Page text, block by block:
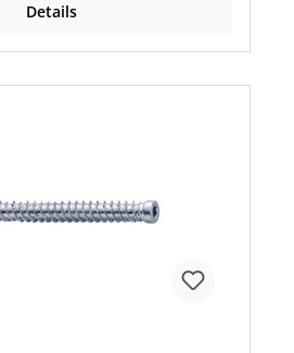
Details